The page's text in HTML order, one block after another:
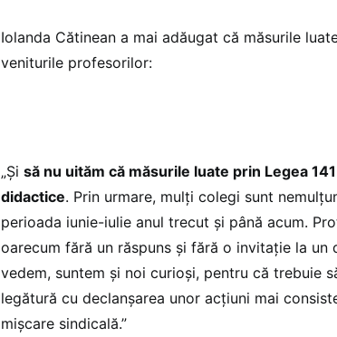
Iolanda Cătinean a mai adăugat că măsurile
veniturile profesorilor:
„Și să nu uităm că măsurile luate prin Legea
didactice. Prin urmare, mulți colegi sunt
perioada iunie-iulie anul trecut și până acum.
oarecum fără un răspuns și fără o invitație la un
vedem, suntem și noi curioși, pentru că trebuie
legătură cu declanșarea unor acțiuni mai
mișcare sindicală.”